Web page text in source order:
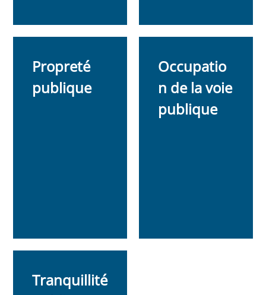
Propreté
publique
Occupatio
n de la voie
publique
Tranquillité